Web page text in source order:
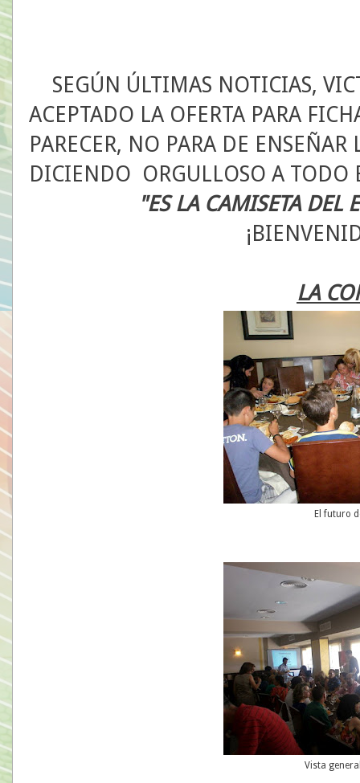
SEGÚN ÚLTIMAS NOTICIAS,
ACEPTADO LA OFERTA PARA
PARECER, NO PARA DE ENSEÑAR
DICIENDO ORGULLOSO A TODO
"ES LA CAMISETA DEL
LA
El futuro
Vista